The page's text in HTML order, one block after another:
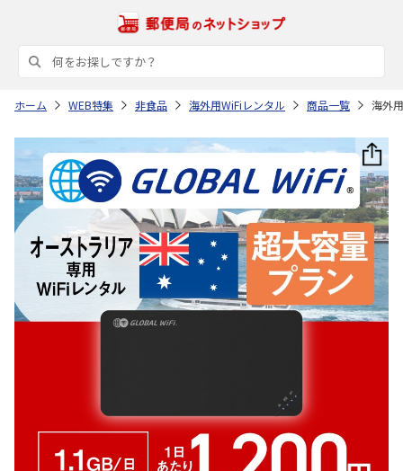
ホーム WEB特集 非食品 海外用WiFiレンタル 商品一覧 海外